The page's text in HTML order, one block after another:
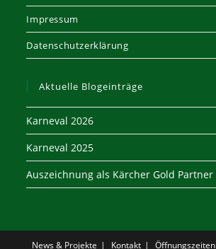
Impressum
Datenschutzerklärung
Aktuelle Blogeinträge
Karneval 2026
Karneval 2025
Auszeichnung als Kärcher Gold Partner
News & Projekte Kontakt Öffnungszeiten